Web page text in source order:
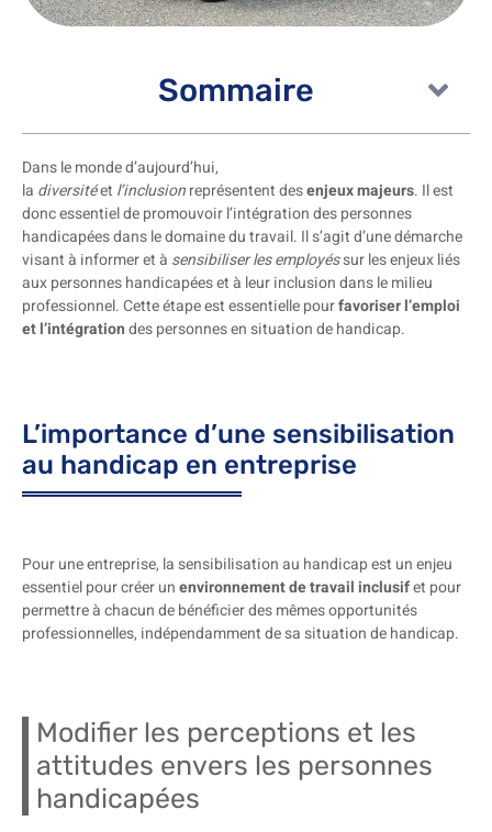
Sommaire
Dans le monde d’aujourd’hui,
la diversitéet l’inclusionreprésentent desenjeux majeurs. Il est
donc essentiel de promouvoir l’intégration des personnes
handicapées dans le domaine du travail. Il s’agit d’une démarche
visant à informer et à sensibiliser les employéssur les enjeux liés
aux personnes handicapées et à leur inclusion dans le milieu
professionnel. Cette étape est essentielle pourfavoriser l’emploi
et l’intégrationdes personnes en situation de handicap.
L’importance d’une sensibilisation
au handicap en entreprise
Pour une entreprise, la sensibilisation au handicap est un enjeu
essentiel pour créer unenvironnement de travail inclusifet pour
permettre à chacun de bénéficier des mêmes opportunités
professionnelles, indépendamment de sa situation de handicap.
Modifier les perceptions et les
attitudes envers les personnes
handicapées